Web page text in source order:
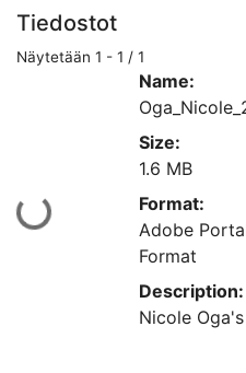
Tiedostot
Näytetään 1 - 1 / 1
Ladataan...
Name:
Size:
1.6 MB
Format:
Adobe
Format
Description:
Nicole